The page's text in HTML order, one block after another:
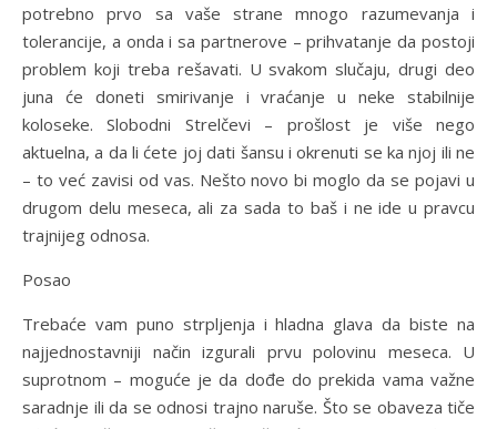
potrebno prvo sa vaše strane mnogo razumevanja i
tolerancije, a onda i sa partnerove – prihvatanje da postoji
problem koji treba rešavati. U svakom slučaju, drugi deo
juna će doneti smirivanje i vraćanje u neke stabilnije
koloseke. Slobodni Strelčevi – prošlost je više nego
aktuelna, a da li ćete joj dati šansu i okrenuti se ka njoj ili ne
– to već zavisi od vas. Nešto novo bi moglo da se pojavi u
drugom delu meseca, ali za sada to baš i ne ide u pravcu
trajnijeg odnosa.
Posao
Trebaće vam puno strpljenja i hladna glava da biste na
najjednostavniji način izgurali prvu polovinu meseca. U
suprotnom – moguće je da dođe do prekida vama važne
saradnje ili da se odnosi trajno naruše. Što se obaveza tiče